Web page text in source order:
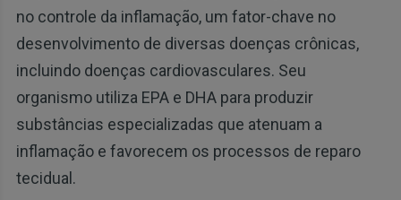
no controle da inflamação, um fator-chave no
desenvolvimento de diversas doenças crônicas,
incluindo doenças cardiovasculares. Seu
organismo utiliza EPA e DHA para produzir
substâncias especializadas que atenuam a
inflamação e favorecem os processos de reparo
tecidual.